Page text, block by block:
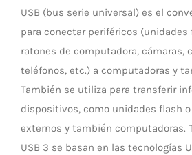
USB (bus serie universal) es el
para conectar periféricos (unidades
ratones de computadora, cámaras,
teléfonos, etc.) a computadoras y
También se utiliza para transferir
dispositivos, como unidades flash
externos y también computadoras.
USB 3 se basan en las tecnologías